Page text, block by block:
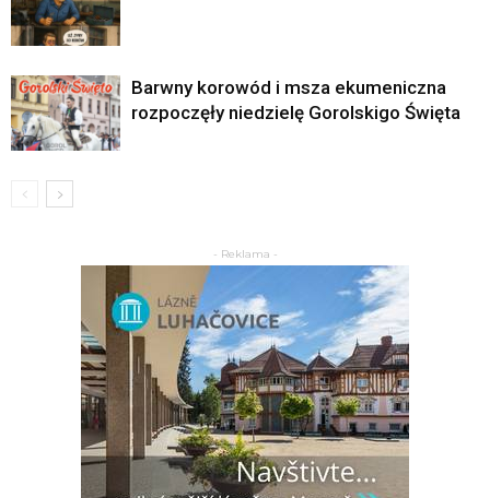
Barwny korowód i msza ekumeniczna
rozpoczęły niedzielę Gorolskigo Święta
- Reklama -